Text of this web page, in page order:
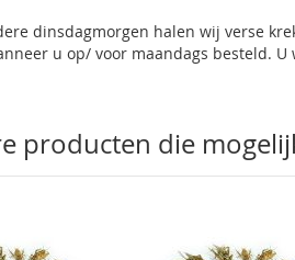
dinsdagmorgen halen wij verse
u op/ voor maandags besteld.
producten die